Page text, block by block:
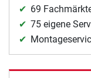
69
75 eigene